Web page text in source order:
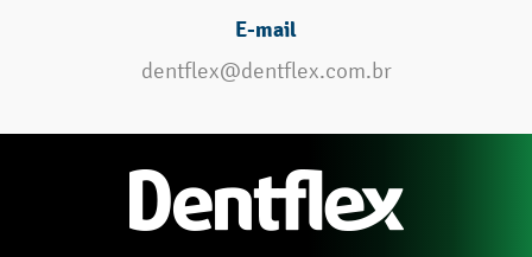
E-mail
dentflex@dentflex.com.br